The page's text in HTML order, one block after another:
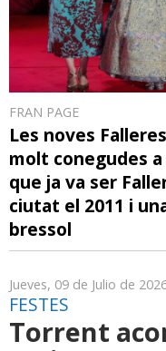
FRAN PAGE
Les noves
molt conegudes
que ja va ser
ciutat el 2011 i
bressol
Jueves, 09 de Julio de
FESTES
Torrent